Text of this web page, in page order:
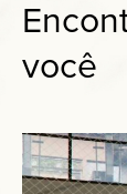
você